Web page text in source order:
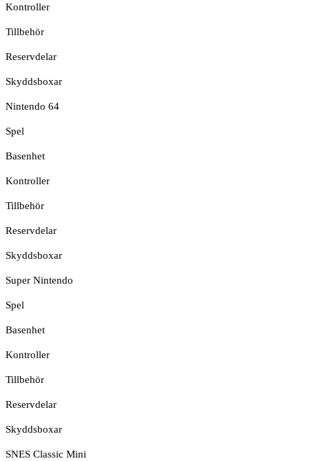
Kontroller
Tillbehör
Reservdelar
Skyddsboxar
Nintendo 64
Spel
Basenhet
Kontroller
Tillbehör
Reservdelar
Skyddsboxar
Super Nintendo
Spel
Basenhet
Kontroller
Tillbehör
Reservdelar
Skyddsboxar
SNES Classic Mini